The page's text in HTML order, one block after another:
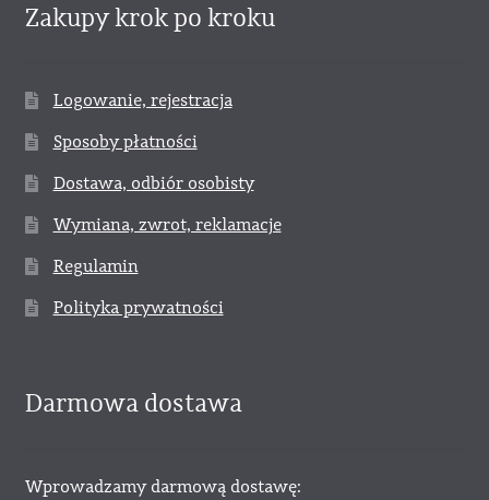
Zakupy krok po kroku
Logowanie, rejestracja
Sposoby płatności
Dostawa, odbiór osobisty
Wymiana, zwrot, reklamacje
Regulamin
Polityka prywatności
Darmowa dostawa
Wprowadzamy darmową dostawę: